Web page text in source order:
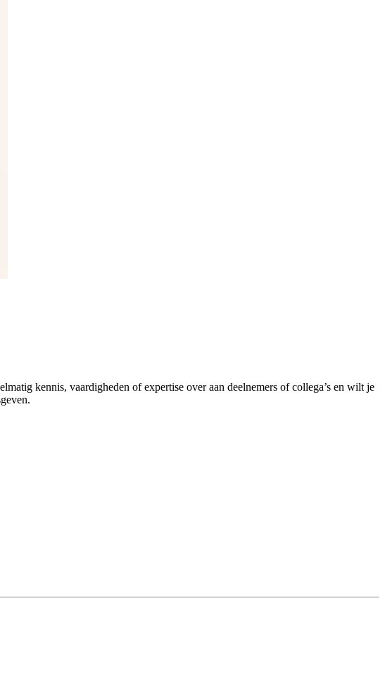
kennis, vaardigheden of expertise over aan deelnemers of collega’s en wilt je